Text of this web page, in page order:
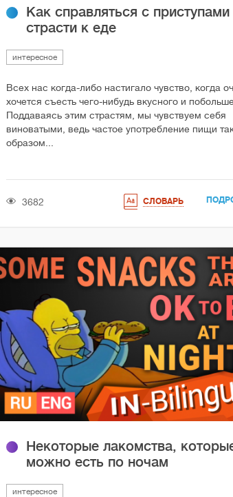
Как справляться с приступами
страсти к еде
интересное
Всех нас когда-либо настигало чувство, когда
хочется съесть чего-нибудь вкусного и
Поддаваясь этим страстям, мы чувствуем себя
виноватыми, ведь частое употребление пищи
образом...
3682 СЛОВАРЬ
Некоторые лакомства,
можно есть по ночам
интересное